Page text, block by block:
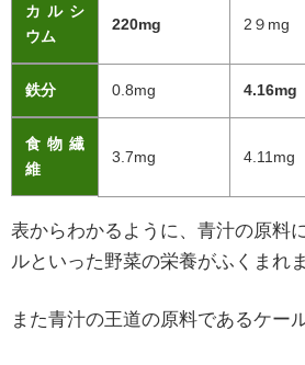
カルシ
ウム
220mg 2９mg
鉄分 0.8mg 4.16mg
食物繊
維
3.7mg 4.11mg
表からわかるように、青汁の原料
ルといった野菜の栄養がふくまれま
また青汁の王道の原料であるケー